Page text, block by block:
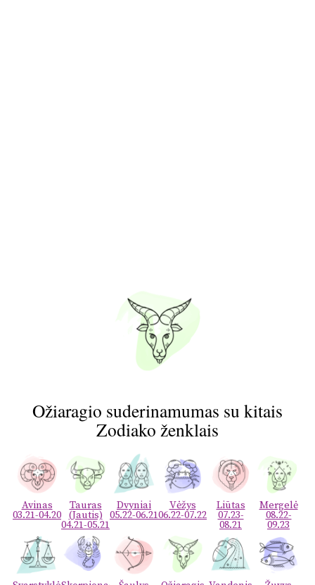
Ožiaragio suderinamumas su kitais
Zodiako ženklais
Avinas
03.21-04.20
Tauras
(Jautis)
04.21-05.21
Dvyniai
05.22-06.21
Vėžys
06.22-07.22
Liūtas
07.23-
08.21
Mergelė
08.22-
09.23